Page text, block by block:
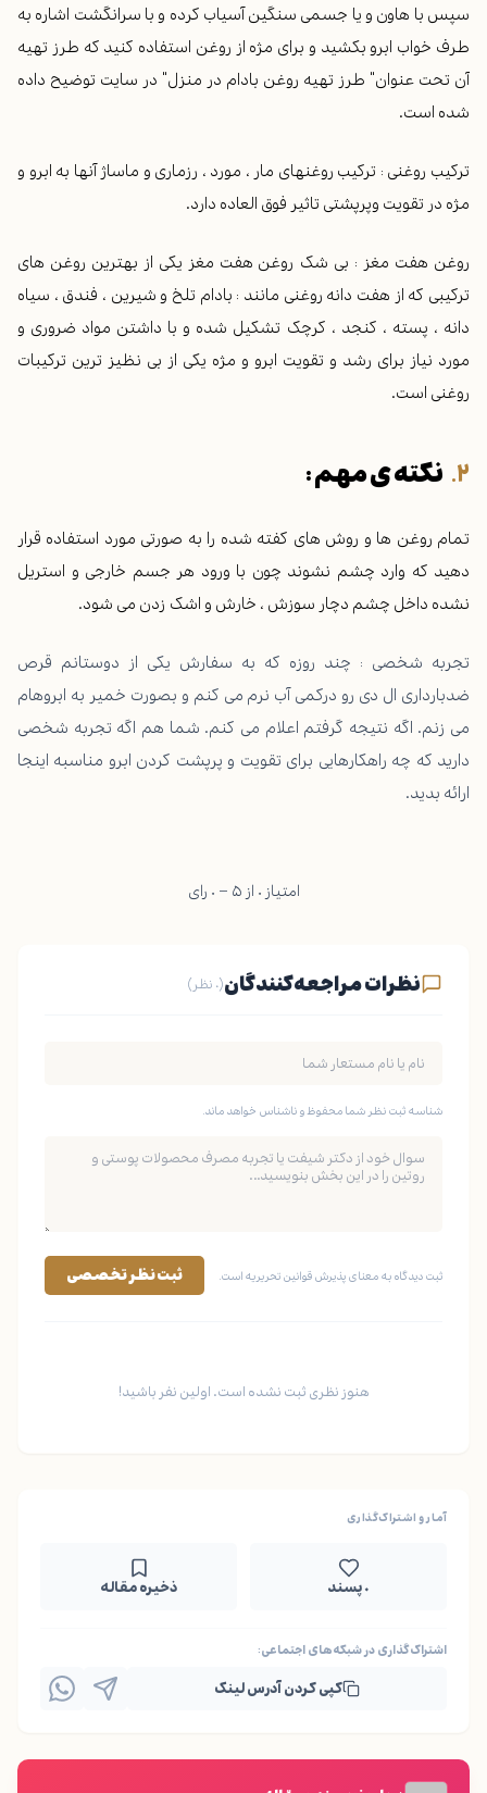
سپس با هاون و یا جسمی سنگین آسیاب کرده و با سرانگشت اشاره به
طرف خواب ابرو بکشید و برای مژه از روغن استفاده کنید که طرز تهیه
آن تحت عنوان” طرز تهیه روغن بادام در منزل” در سایت توضیح داده
شده است.
ترکیب روغنی : ترکیب روغنهای مار ، مورد ، رزماری و ماساژ آنها به ابرو و
مژه در تقویت وپرپشتی تاثیر فوق العاده دارد.
روغن هفت مغز : بی شک روغن هفت مغز یکی از بهترین روغن های
ترکیبی که از هفت دانه روغنی مانند : بادام تلخ و شیرین ، فندق ، سیاه
دانه ، پسته ، کنجد ، کرچک تشکیل شده و با داشتن مواد ضروری و
مورد نیاز برای رشد و تقویت ابرو و مژه یکی از بی نظیز ترین ترکیبات
روغنی است.
نکته ی مهم :
تمام روغن ها و روش های کفته شده را به صورتی مورد استفاده قرار
دهید که وارد چشم نشوند چون با ورود هر جسم خارجی و استریل
نشده داخل چشم دچار سوزش ، خارش و اشک زدن می شود.
تجربه شخصی : چند روزه که به سفارش یکی از دوستانم قرص
ضدبارداری ال دی رو درکمی آب نرم می کنم و بصورت خمیر به ابروهام
می زنم. اگه نتیجه گرفتم اعلام می کنم. شما هم اگه تجربه شخصی
دارید که چه راهکارهایی برای تقویت و پرپشت کردن ابرو مناسبه اینجا
ارائه بدید.
امتیاز ۰ از ۵ – ۰ رای
نظرات مراجعه‌کنندگان(۰ نظر)
شناسه ثبت نظر شما محفوظ و ناشناس خواهد ماند.
ثبت دیدگاه به معنای پذیرش قوانین تحریریه است. ثبت نظر تخصصی
هنوز نظری ثبت نشده است. اولین نفر باشید!
آمار و اشتراک‌گذاری
۰ پسند ذخیره مقاله
اشتراک‌گذاری در شبکه‌های اجتماعی:
کپی کردن آدرس لینک